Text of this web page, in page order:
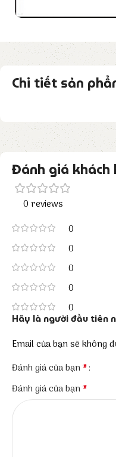
Chi tiết sản
Đánh giá khách
0 reviews
0
0
0
0
0
Hãy là người đầu tiên
Email của bạn sẽ không
Đánh giá của bạn*
Đánh giá của bạn*